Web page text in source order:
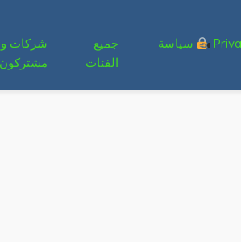
سياسة
جميع
الفئات
شركات و
مشتركون